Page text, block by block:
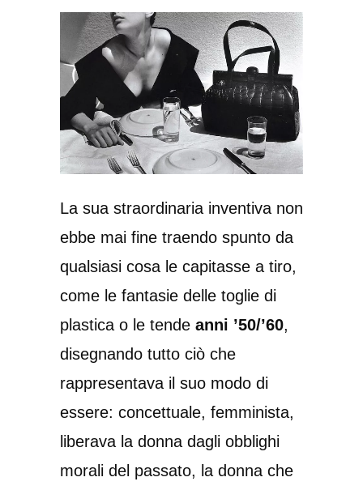
La sua straordinaria inventiva non
ebbe mai fine traendo spunto da
qualsiasi cosa le capitasse a tiro,
come le fantasie delle toglie di
plastica o le tende anni ’50/’60,
disegnando tutto ciò che
rappresentava il suo modo di
essere: concettuale, femminista,
liberava la donna dagli obblighi
morali del passato, la donna che